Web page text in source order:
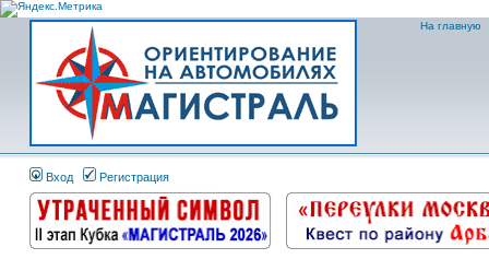
На главную
Вход Регистрация